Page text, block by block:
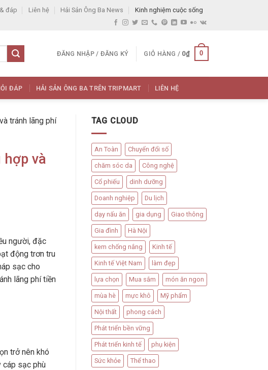
đáp Liên hệ Hải Sản Ông Ba News Kinh nghiệm cuộc sống
ĐĂNG NHẬP / ĐĂNG KÝ GIỎ HÀNG / 0₫ 0
ĐÁP HẢI SẢN ÔNG BA TRÊN TRIPMART LIÊN HỆ
tránh lãng phí
hợp và
người, đặc
động trơn tru
sạc cho
lãng phí tiền
trở nên khó
cáp sạc phù
TAG CLOUD
An Toàn Chuyển đổi số
chăm sóc da Công nghệ
Cổ phiếu dinh dưỡng
Doanh nghiệp Du lịch
dạy nấu ăn gia dụng Giao thông
Gia đình Hà Nội
kem chống nắng Kinh tế
Kinh tế Việt Nam làm đẹp
lựa chọn Mua sắm món ăn ngon
mùa hè mực khô Mỹ phẩm
Nội thất phong cách
Phát triển bền vững
Phát triển kinh tế phụ kiện
Sức khỏe Thể thao